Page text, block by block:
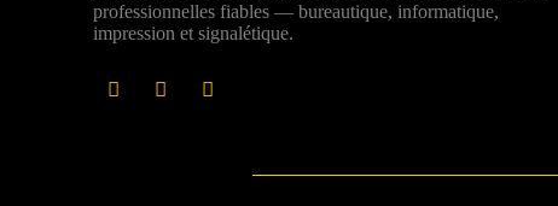
professionnelles fiables — bureautique, informatique,
impression et signalétique.